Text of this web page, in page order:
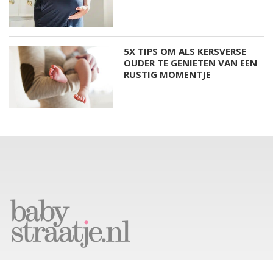
5X TIPS OM ALS KERSVERSE
OUDER TE GENIETEN VAN EEN
RUSTIG MOMENTJE